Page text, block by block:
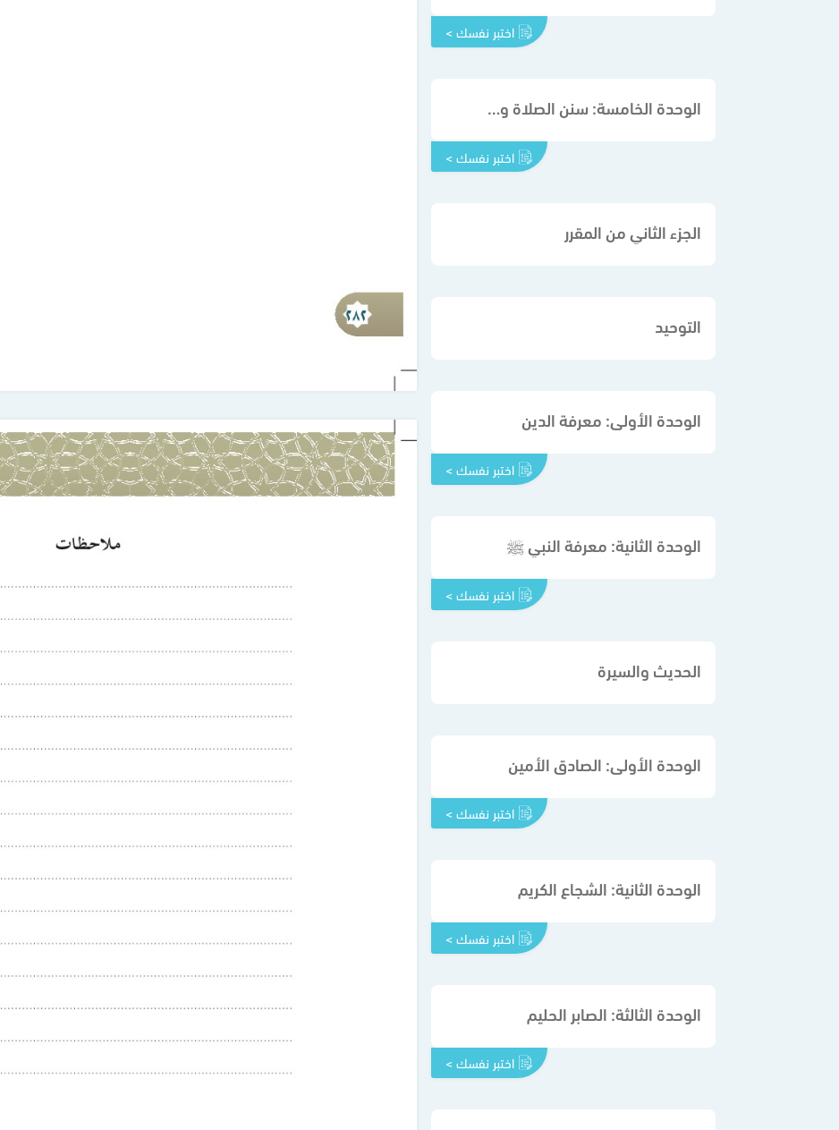
اختبر نفسك >
الوحدة الخامسة: سنن الصلاة ومكروهاتها
اختبر نفسك >
الجزء الثاني من المقرر
التوحيد
الوحدة الأولى: معرفة الدين
اختبر نفسك >
الوحدة الثانية: معرفة النبي ﷺ
اختبر نفسك >
الحديث والسيرة
الوحدة الأولى: الصادق الأمين
اختبر نفسك >
الوحدة الثانية: الشجاع الكريم
اختبر نفسك >
الوحدة الثالثة: الصابر الحليم
اختبر نفسك >